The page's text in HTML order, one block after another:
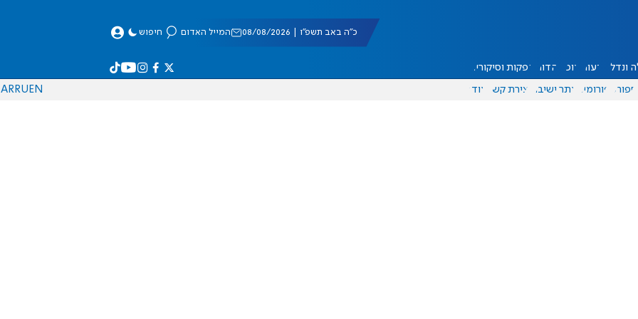
כ"ה באב תשפ"ו | 08/08/2026 המייל האדום חיפוש
ונדל"ן דעות אוכל יהדות הפקות וסיקורים
ספורט פורומים אתר ישיבה יצירת קשר עוד EN
RU
AR